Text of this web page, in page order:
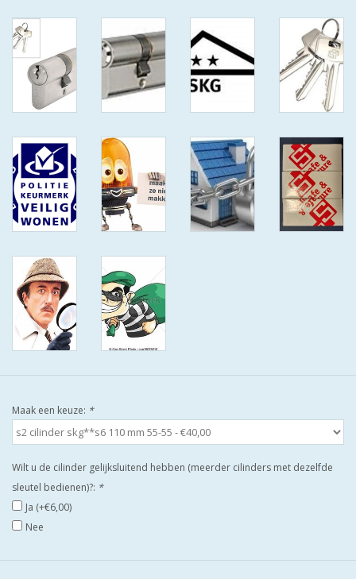
VEILIGE SLEUTELS SKG***
ISEO F 6 EXTRA S
ANTIKERNTREK IN IEDERE
GEWENSTE MAAT MET
ISEO F9 ANTIKERNTREK IN
IEDERE GEWENSTE MAAT MET
GEWONE SLEUTELS MET
CERTIFICAAT SKG***
BOLD ELECTRONISCHE
CILINDERS OPEN JE SLOT MET
TELEFOON OF CLICKER WIFI
AFSTAND.
DEURSCHILDEN VOOR
BUITEN
waakborden
Maak een keuze: *
Wilt u de cilinder gelijksluitend hebben (meerder cilinders met dezelfde
sleutel bedienen)?: *
Ja (+€6,00)
Nee